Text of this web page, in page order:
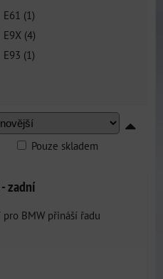
E61 (1)
E9X (4)
E93 (1)
Pouze skladem
zadní
BMW přináší řadu